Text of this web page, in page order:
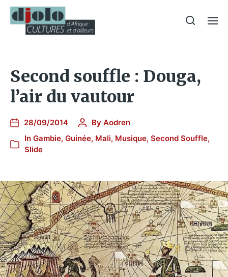
Second souffle : Douga,
l’air du vautour
28/09/2014 By Aodren
In Gambie, Guinée, Mali, Musique, Second Souffle,
Slide